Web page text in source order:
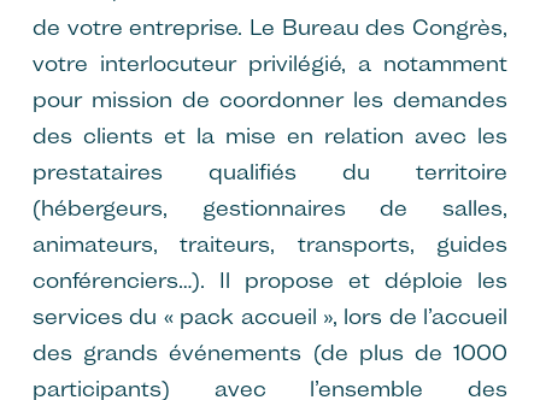
de votre entreprise. Le Bureau des Congrès,
votre interlocuteur privilégié, a notamment
pour mission de coordonner les demandes
des clients et la mise en relation avec les
prestataires qualifiés du territoire
(hébergeurs, gestionnaires de salles,
animateurs, traiteurs, transports, guides
conférenciers…). Il propose et déploie les
services du « pack accueil », lors de l’accueil
des grands événements (de plus de 1000
participants) avec l’ensemble des